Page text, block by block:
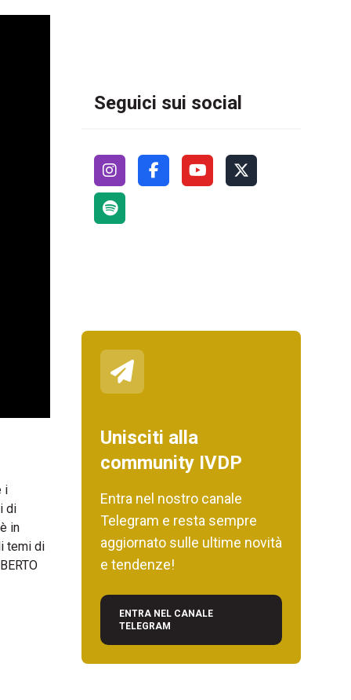
i
di
in
temi di
Seguici sui social
Unisciti alla
community IVDP
Entra nel nostro canale
Telegram e resta sempre
aggiornato sulle ultime novità
e tendenze!
ENTRA NEL CANALE
TELEGRAM